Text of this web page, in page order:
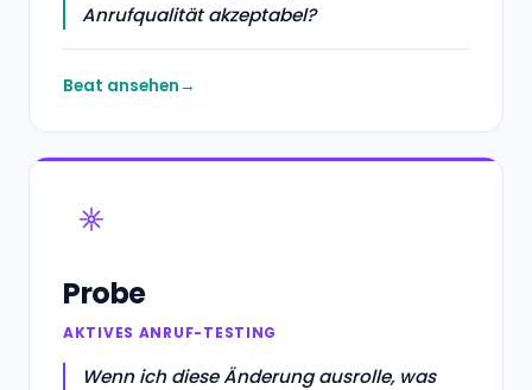
Anrufqualität akzeptabel?
Beat ansehen
Probe
AKTIVES ANRUF-TESTING
Wenn ich diese Änderung ausrolle, was